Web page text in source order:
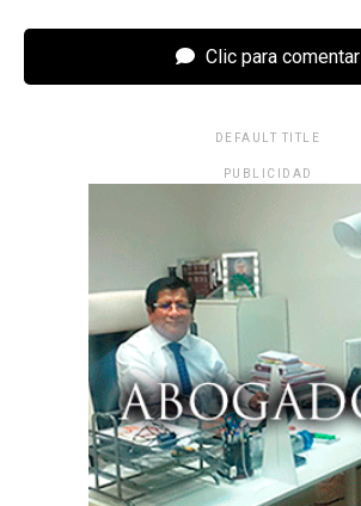
Clic para comentar
DEFAULT TITLE
PUBLICIDAD